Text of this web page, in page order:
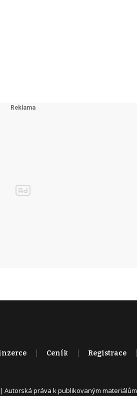
Ceník Registrace
Autorská práva k publikovaným materiálům